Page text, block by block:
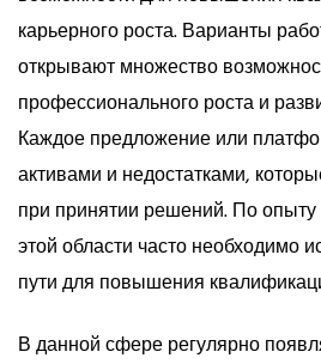
карьерного роста. Варианты
открывают множество
профессионального роста и
Каждое предложение или
активами и недостатками,
при принятии решений. По опыту
этой области часто необходимо
пути для повышения
В данной сфере регулярно